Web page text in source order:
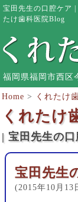
宝田先生の口腔ケア
たけ歯科医院Blog
福岡県福岡市西区
Home > くれたけ
くれたけ
| 宝田先生の
宝田先生
(2015年10月13